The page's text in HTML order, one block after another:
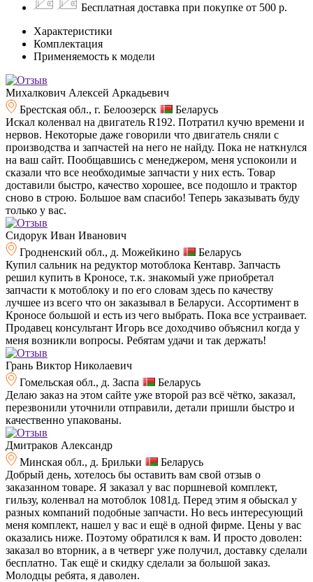
Бесплатная доставка при покупке от 500 р.
Характеристики
Комплектация
Применяемость к модели
Михалкович Алексей Аркадьевич
Брестская обл., г. Белоозерск
Беларусь
Искал коленвал на двигатель R192. Потратил кучю времени и
нервов. Некоторые даже говорили что двигатель сняли с
производства и запчастей на него не найду. Пока не наткнулся
на ваш сайт. Пообщавшись с менеджером, меня успокоили и
сказали что все необходимые запчасти у них есть. Товар
доставили быстро, качество хорошее, все подошло и трактор
сново в строю. Большое вам спасибо! Теперь заказывать буду
только у вас.
Сидорук Иван Иванович
Гродненский обл., д. Можейкино
Беларусь
Купил сальник на редуктор мотоблока Кентавр. Запчасть
решил купить в Кроносе, т.к. знакомый уже приобретал
запчасти к мотоблоку и по его словам здесь по качеству
лучшее из всего что он заказывал в Беларуси. Ассортимент в
Кроносе большой и есть из чего выбрать. Пока все устраивает.
Продавец консультант Игорь все доходчиво объяснил когда у
меня возникли вопросы. Ребятам удачи и так держать!
Грань Виктор Николаевич
Гомельская обл., д. Заспа
Беларусь
Делаю заказ на этом сайте уже второй раз всё чётко, заказал,
перезвонили уточнили отправили, детали пришли быстро и
качественно упакованы.
Дмитраков Александр
Минская обл., д. Брильки
Беларусь
Добрый день, хотелось бы оставить вам свой отзыв о
заказанном товаре. Я заказал у вас поршневой комплект,
гильзу, коленвал на мотоблок 1081д. Перед этим я обыскал у
разных компаний подобные запчасти. Но весь интересующий
меня комплект, нашел у вас и ещё в одной фирме. Цены у вас
оказались ниже. Поэтому обратился к вам. И просто доволен:
заказал во вторник, а в четверг уже получил, доставку сделали
бесплатно. Так ещё и скидку сделали за большой заказ.
Молодцы ребята, я даволен.